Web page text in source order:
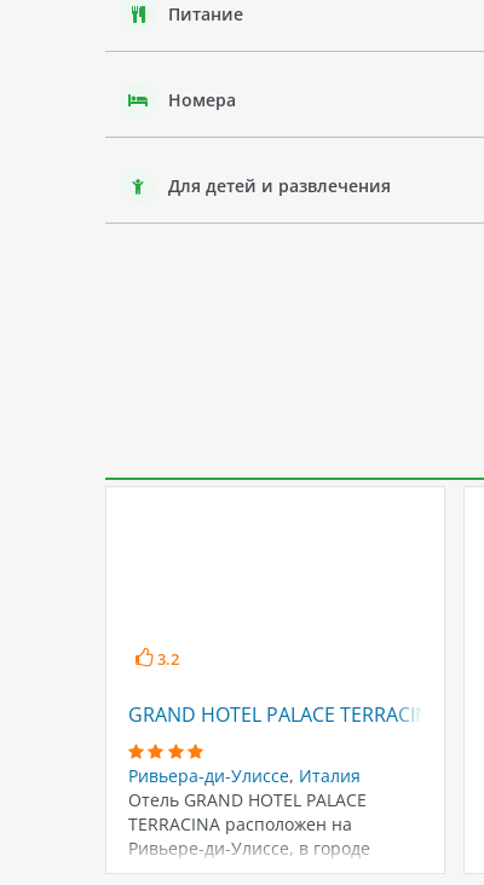
Питание
Номера
Для детей и развлечения
3.2
GRAND HOTEL PALACE TERRACINA
Ривьера-ди-Улиссе, Италия
Отель GRAND HOTEL PALACE
TERRACINA расположен на
Ривьере-ди-Улиссе, в городе
Террачина, Италия. Он